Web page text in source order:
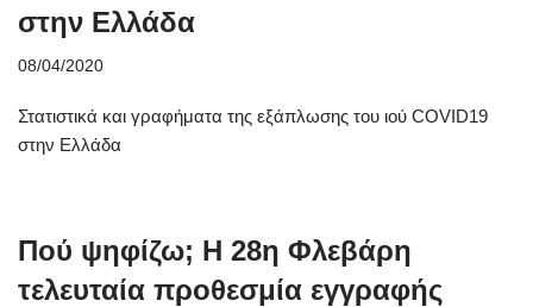
στην Ελλάδα
08/04/2020
Στατιστικά και γραφήματα της εξάπλωσης του ιού COVID19
στην Ελλάδα
Πού ψηφίζω; Η 28η Φλεβάρη
τελευταία προθεσμία εγγραφής